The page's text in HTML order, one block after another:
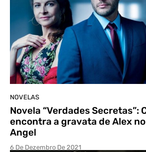
NOVELAS
Novela “Verdades Secretas”:
encontra a gravata de Alex
Angel
6 De Dezembro De 2021